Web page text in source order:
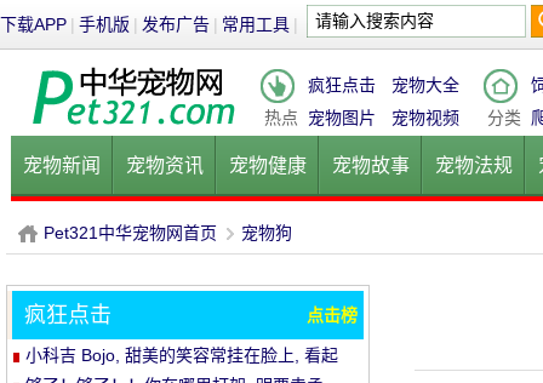
下载APP | 手机版 | 发布广告 | 常用工具 |
热点
疯狂点击
宠物大全
宠物图片
宠物视频 分类
宠物新闻 宠物资讯 宠物健康 宠物故事 宠物法规
健康饮食 宠物美容 宠物医院
P
Pet321中华宠物网首页
›
宠物狗
疯狂点击 点击榜
小科吉 Bojo, 甜美的笑容常挂在脸上, 看起